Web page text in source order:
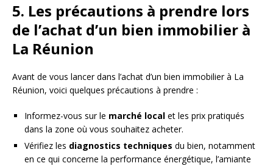
5. Les précautions à prendre lors
de l’achat d’un bien immobilier à
La Réunion
Avant de vous lancer dans l’achat d’un bien immobilier à La
Réunion, voici quelques précautions à prendre :
Informez-vous sur le marché local et les prix pratiqués
dans la zone où vous souhaitez acheter.
Vérifiez les diagnostics techniques du bien, notamment
en ce qui concerne la performance énergétique, l’amiante